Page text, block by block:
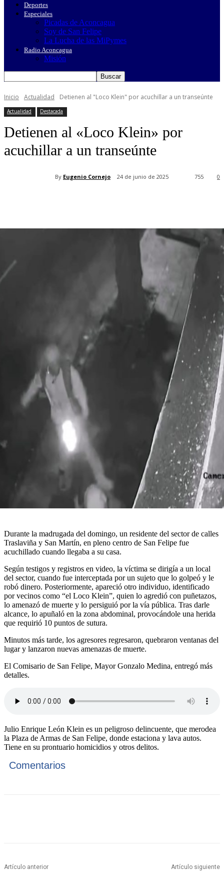
Deportes
Especiales
Picadas de Aconcagua
Soy de San Felipe
La Lucha de las MiPymes
Radio Aconcagua
Misión
Inicio Actualidad Detienen al "Loco Klein" por acuchillar a un transeúnte
Actualidad Destacada
Detienen al «Loco Klein» por
acuchillar a un transeúnte
By Eugenio Cornejo 24 de junio de 2025 0
755
Durante la madrugada del domingo, un residente del sector de calles
Traslaviña y San Martín, en pleno centro de San Felipe fue
acuchillado cuando llegaba a su casa.
Según testigos y registros en video, la víctima se dirigía a un local
del sector, cuando fue interceptada por un sujeto que lo golpeó y le
robó dinero. Posteriormente, apareció otro individuo, identificado
por vecinos como “el Loco Klein”, quien lo agredió con puñetazos,
lo amenazó de muerte y lo persiguió por la vía pública. Tras darle
alcance, lo apuñaló en la zona abdominal, provocándole una herida
que requirió 10 puntos de sutura.
Minutos más tarde, los agresores regresaron, quebraron ventanas del
lugar y lanzaron nuevas amenazas de muerte.
El Comisario de San Felipe, Mayor Gonzalo Medina, entregó más
detalles.
Julio Enrique León Klein es un peligroso delincuente, que merodea
la Plaza de Armas de San Felipe, donde estaciona y lava autos.
Tiene en su prontuario homicidios y otros delitos.
Comentarios
Artículo anterior Artículo siguiente